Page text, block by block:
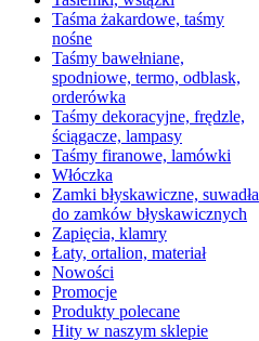
Taśma żakardowe, taśmy
nośne
Taśmy bawełniane,
spodniowe, termo, odblask,
orderówka
Taśmy dekoracyjne, frędzle,
ściągacze, lampasy
Taśmy firanowe, lamówki
Włóczka
Zamki błyskawiczne, suwadła
do zamków błyskawicznych
Zapięcia, klamry
Łaty, ortalion, materiał
Nowości
Promocje
Produkty polecane
Hity w naszym sklepie